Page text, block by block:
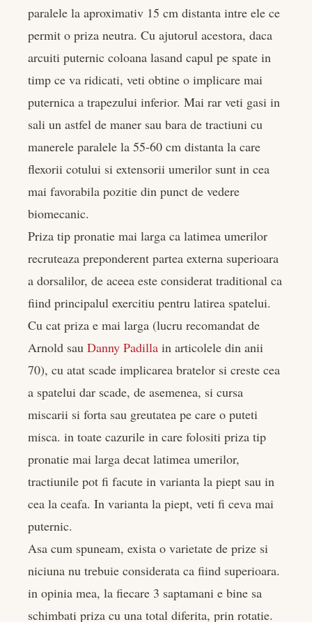
paralele la aproximativ 15 cm distanta intre ele ce
permit o priza neutra. Cu ajutorul acestora, daca
arcuiti puternic coloana lasand capul pe spate in
timp ce va ridicati, veti obtine o implicare mai
puternica a trapezului inferior. Mai rar veti gasi in
sali un astfel de maner sau bara de tractiuni cu
manerele paralele la 55-60 cm distanta la care
flexorii cotului si extensorii umerilor sunt in cea
mai favorabila pozitie din punct de vedere
biomecanic.
Priza tip pronatie mai larga ca latimea umerilor
recruteaza preponderent partea externa superioara
a dorsalilor, de aceea este considerat traditional ca
fiind principalul exercitiu pentru latirea spatelui.
Cu cat priza e mai larga (lucru recomandat de
Arnold sau Danny Padilla in articolele din anii
70), cu atat scade implicarea bratelor si creste cea
a spatelui dar scade, de asemenea, si cursa
miscarii si forta sau greutatea pe care o puteti
misca. in toate cazurile in care folositi priza tip
pronatie mai larga decat latimea umerilor,
tractiunile pot fi facute in varianta la piept sau in
cea la ceafa. In varianta la piept, veti fi ceva mai
puternic.
Asa cum spuneam, exista o varietate de prize si
niciuna nu trebuie considerata ca fiind superioara.
in opinia mea, la fiecare 3 saptamani e bine sa
schimbati priza cu una total diferita, prin rotatie.